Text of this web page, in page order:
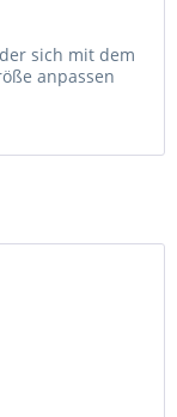
sich mit dem
anpassen